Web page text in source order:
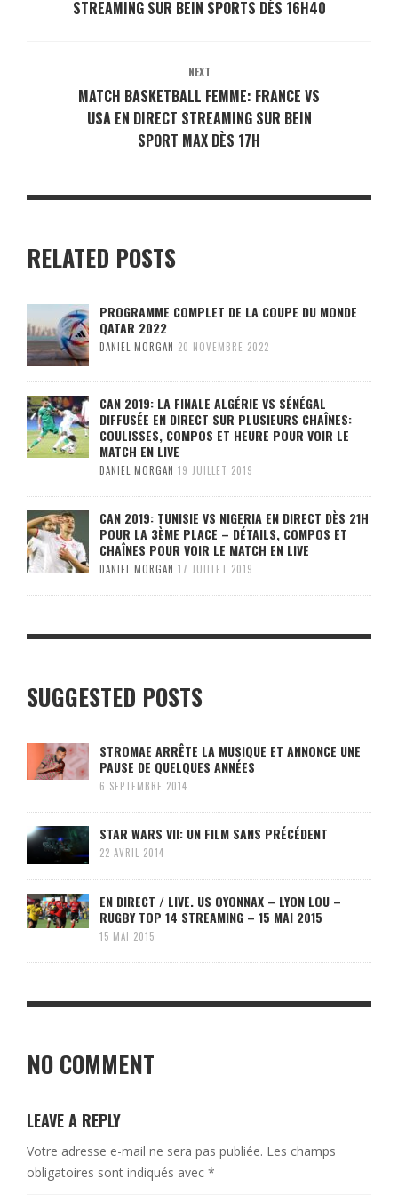
STREAMING SUR BEIN SPORTS DÈS 16H40
NEXT
MATCH BASKETBALL FEMME: FRANCE VS
USA EN DIRECT STREAMING SUR BEIN
SPORT MAX DÈS 17H
RELATED POSTS
PROGRAMME COMPLET DE LA COUPE DU MONDE
QATAR 2022
DANIEL MORGAN 20 NOVEMBRE 2022
CAN 2019: LA FINALE ALGÉRIE VS SÉNÉGAL
DIFFUSÉE EN DIRECT SUR PLUSIEURS CHAÎNES:
COULISSES, COMPOS ET HEURE POUR VOIR LE
MATCH EN LIVE
DANIEL MORGAN 19 JUILLET 2019
CAN 2019: TUNISIE VS NIGERIA EN DIRECT DÈS 21H
POUR LA 3ÈME PLACE – DÉTAILS, COMPOS ET
CHAÎNES POUR VOIR LE MATCH EN LIVE
DANIEL MORGAN 17 JUILLET 2019
SUGGESTED POSTS
STROMAE ARRÊTE LA MUSIQUE ET ANNONCE UNE
PAUSE DE QUELQUES ANNÉES
6 SEPTEMBRE 2014
STAR WARS VII: UN FILM SANS PRÉCÉDENT
22 AVRIL 2014
EN DIRECT / LIVE. US OYONNAX – LYON LOU –
RUGBY TOP 14 STREAMING – 15 MAI 2015
15 MAI 2015
NO COMMENT
LEAVE A REPLY
Votre adresse e-mail ne sera pas publiée. Les champs
obligatoires sont indiqués avec *